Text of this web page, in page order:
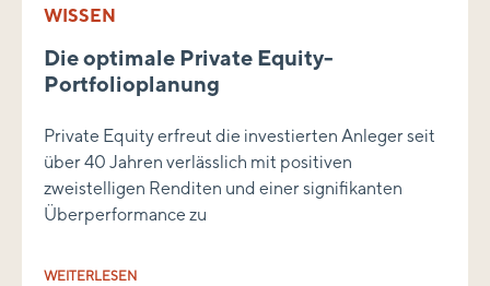
WISSEN
Die optimale Private Equity-
Portfolioplanung
Private Equity erfreut die investierten Anleger seit
über 40 Jahren verlässlich mit positiven
zweistelligen Renditen und einer signifikanten
Überperformance zu
WEITERLESEN